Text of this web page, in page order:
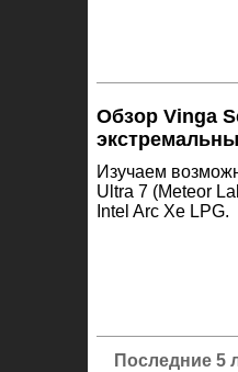
Обзор Vinga
Изучаем
Ultra 7 (Meteor
Intel Arc Xe LPG.
Последние 5